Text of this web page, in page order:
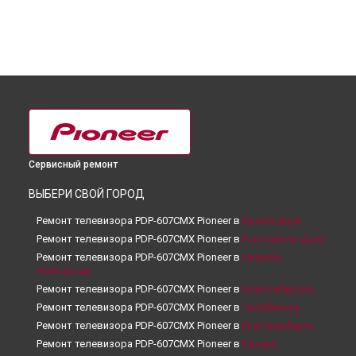
Сервисный ремонт
ВЫБЕРИ СВОЙ ГОРОД
Ремонт телевизора PDP-607CMX Pioneer в Краснодаре
Ремонт телевизора PDP-607CMX Pioneer в Ростове-на-Дону
Ремонт телевизора PDP-607CMX Pioneer в Нижнем
Новгороде
Ремонт телевизора PDP-607CMX Pioneer в Новосибирске
Ремонт телевизора PDP-607CMX Pioneer в Челябинске
Ремонт телевизора PDP-607CMX Pioneer в Екатеринбурге
Ремонт телевизора PDP-607CMX Pioneer в Казани